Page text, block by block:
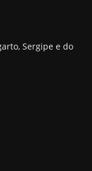
Sergipe e do